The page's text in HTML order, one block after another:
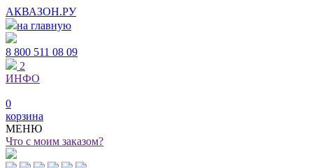
АКВАЗОН.РУ
на главную
8 800 511 08 09
2
ИНФО
0
корзина
МЕНЮ
Что с моим заказом?